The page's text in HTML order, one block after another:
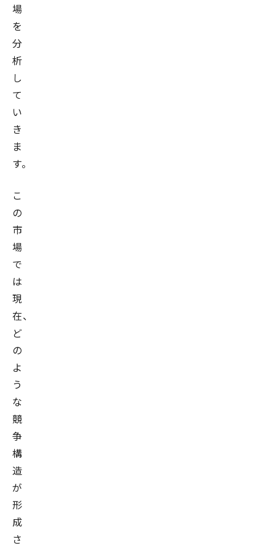
場
を
分
析
し
て
い
き
ま
す。
こ
の
市
場
で
は
現
在、
ど
の
よ
う
な
競
争
構
造
が
形
成
さ